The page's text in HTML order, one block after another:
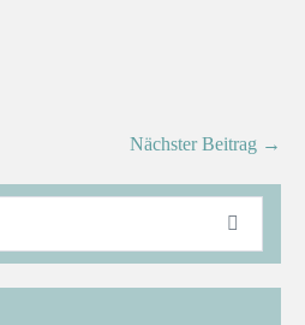
Nächster Beitrag →